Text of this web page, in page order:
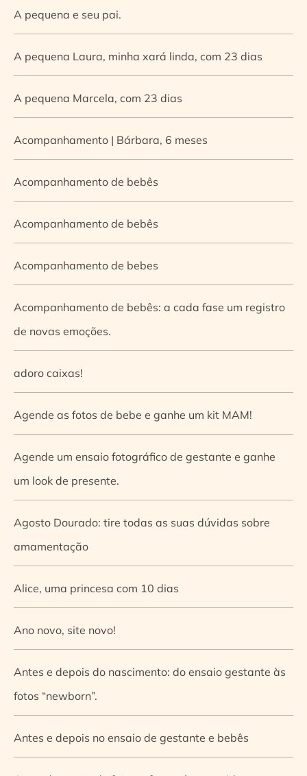
A pequena e seu pai.
A pequena Laura, minha xará linda, com 23 dias
A pequena Marcela, com 23 dias
Acompanhamento | Bárbara, 6 meses
Acompanhamento de bebês
Acompanhamento de bebês
Acompanhamento de bebes
Acompanhamento de bebês: a cada fase um registro
de novas emoções.
adoro caixas!
Agende as fotos de bebe e ganhe um kit MAM!
Agende um ensaio fotográfico de gestante e ganhe
um look de presente.
Agosto Dourado: tire todas as suas dúvidas sobre
amamentação
Alice, uma princesa com 10 dias
Ano novo, site novo!
Antes e depois do nascimento: do ensaio gestante às
fotos “newborn”.
Antes e depois no ensaio de gestante e bebês